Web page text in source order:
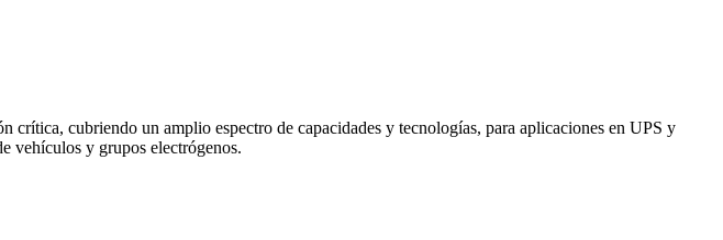
cubriendo un amplio espectro de capacidades y tecnologías, para aplicaciones en UPS y
vehículos y grupos electrógenos.